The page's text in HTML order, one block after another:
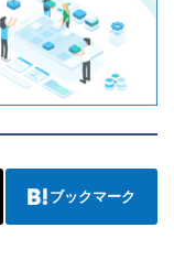
ブックマーク